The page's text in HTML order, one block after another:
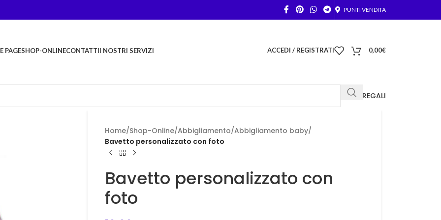
PUNTI VENDITA
PAGESHOP-ONLINECONTATTII NOSTRI SERVIZI ACCEDI / REGISTRATI 0,00€
FOTO REGALI
Home/Shop-Online/Abbigliamento/Abbigliamento baby/
Bavetto personalizzato con foto
Bavetto personalizzato con
foto